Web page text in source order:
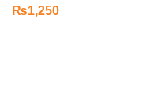
₨1,250